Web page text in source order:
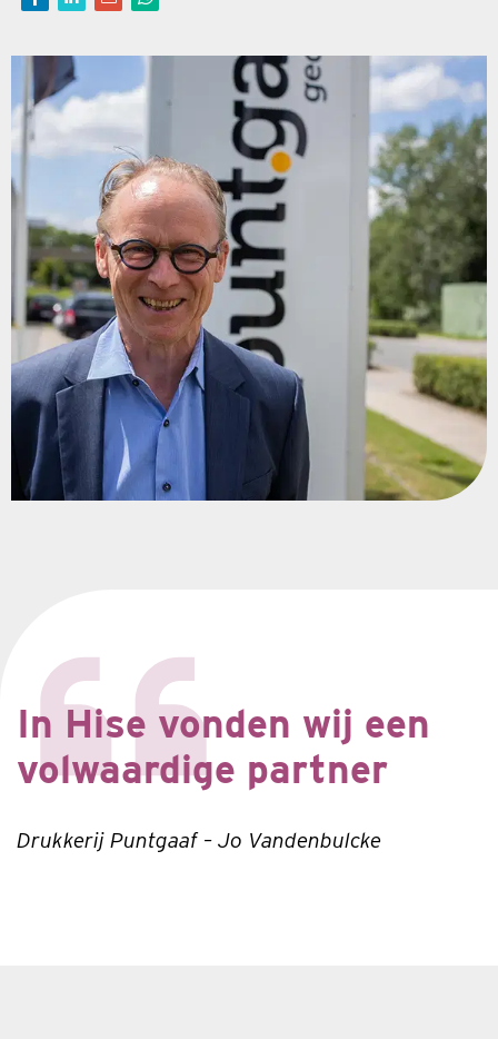
In Hise vonden wij een
volwaardige partner
Drukkerij Puntgaaf – Jo Vandenbulcke